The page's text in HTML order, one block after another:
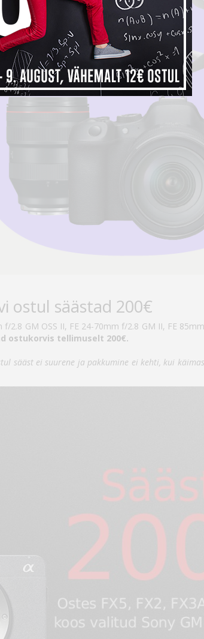
ostul säästad 200€
2.8 GM OSS II, FE 24-70mm f/2.8 GM II, FE
ostukorvis tellimuselt 200€.
sääst ei suurene ja pakkumine ei kehti, kui